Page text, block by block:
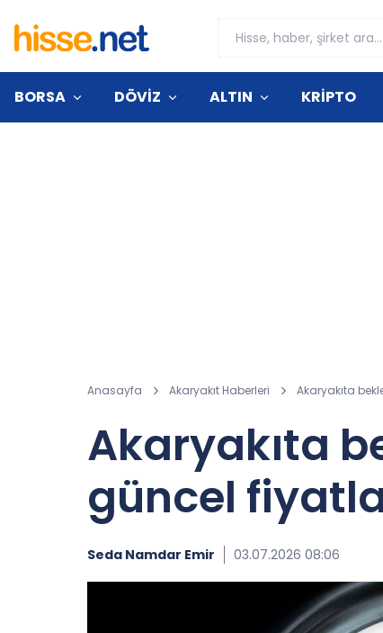
BORSA DÖVİZ ALTIN KRİPTO
Anasayfa Akaryakıt Haberleri Akaryakıta
Akaryakıta
güncel
Seda Namdar Emir 03.07.2026 08:06